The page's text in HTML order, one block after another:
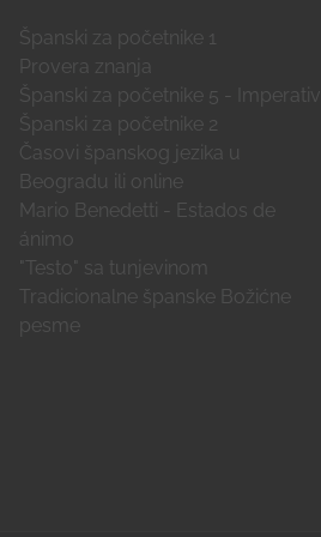
Španski za početnike 1
Provera znanja
Španski za početnike 5 - Imperativ
Španski za početnike 2
Časovi španskog jezika u
Beogradu ili online
Mario Benedetti - Estados de
ánimo
"Testo" sa tunjevinom
Tradicionalne španske Božićne
pesme